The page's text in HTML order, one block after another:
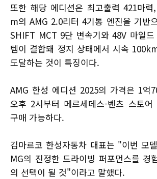
또한 해당 에디션은 최고출력 421마력
m의 AMG 2.0리터 4기통 엔진을 기반
SHIFT MCT 9단 변속기와 48V 마일드
템이 결합돼 정지 상태에서 시속
도달하는 것이 특징이다.
AMG 한성 에디션 2025의 가격은 1억
오후 2시부터 메르세데스-벤츠 스토어
구매 가능하다.
김마르코 한성자동차 대표는 "이번 모
MG의 진정한 드라이빙 퍼포먼스를 경
의 선택이 될 것"이라고 말했다.